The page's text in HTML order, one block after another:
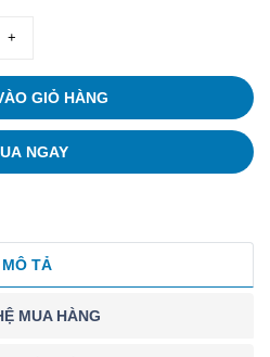
tang
GIỎ HÀNG
NGAY
MÔ TẢ
MUA HÀNG